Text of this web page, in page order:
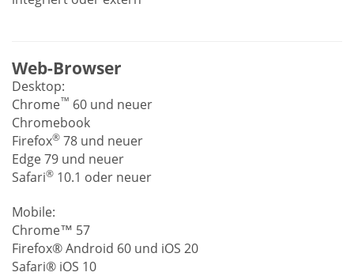
Web-Browser
Desktop:
Chrome™ 60 und neuer
Chromebook
Firefox® 78 und neuer
Edge 79 und neuer
Safari® 10.1 oder neuer
Mobile:
Chrome™ 57
Firefox® Android 60 und iOS 20
Safari® iOS 10